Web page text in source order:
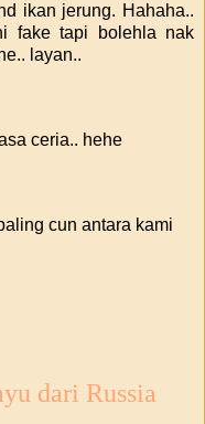
ikan jerung. Hahaha..
fake tapi bolehla nak
layan..
ceria.. hehe
cun antara kami
dari Russia